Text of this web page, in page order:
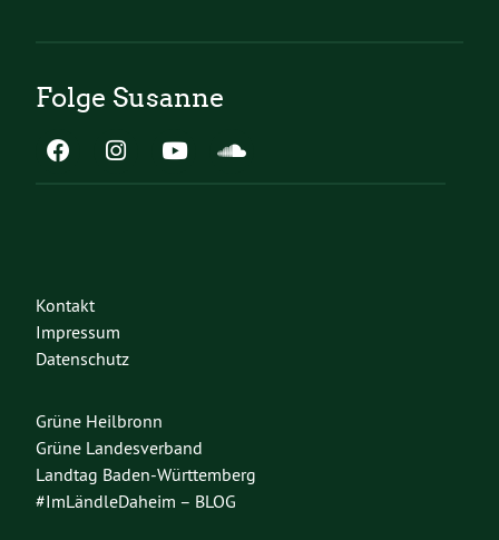
Folge Susanne
Kontakt
Impressum
Datenschutz
Grüne Heilbronn
Grüne Landesverband
Landtag Baden-Württemberg
#ImLändleDaheim – BLOG